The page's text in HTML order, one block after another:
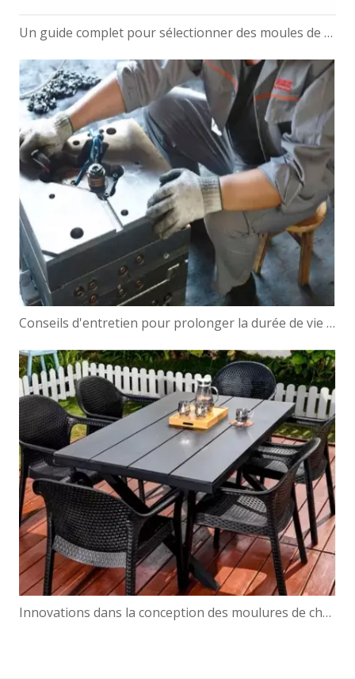
Un guide complet pour sélectionner des moules de préformes PET pour bouteilles
Conseils d'entretien pour prolonger la durée de vie de votre moule de jardinière
Innovations dans la conception des moulures de chaises : de l'ergonomie à l'esthétique